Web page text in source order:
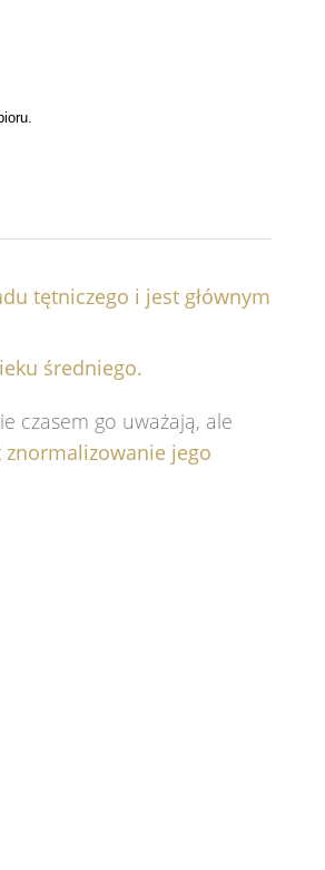
tętniczego i jest głównym
średniego.
czasem go uważają, ale
znormalizowanie jego